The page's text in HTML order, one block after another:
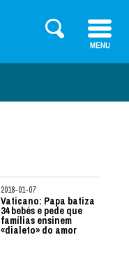
2018-01-07
Vaticano: Papa batiza
34 bebés e pede que
famílias ensinem
«dialeto» do amor